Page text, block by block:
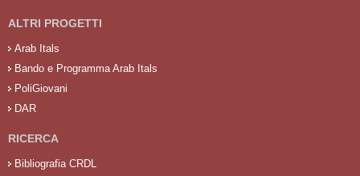
ALTRI PROGETTI
Arab Itals
Bando e Programma Arab Itals
PoliGiovani
DAR
RICERCA
Bibliografia CRDL